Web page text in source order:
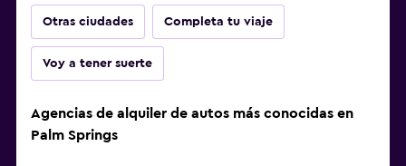
Otras ciudades Completa tu viaje
Voy a tener suerte
Agencias de alquiler de autos más conocidas en
Palm Springs